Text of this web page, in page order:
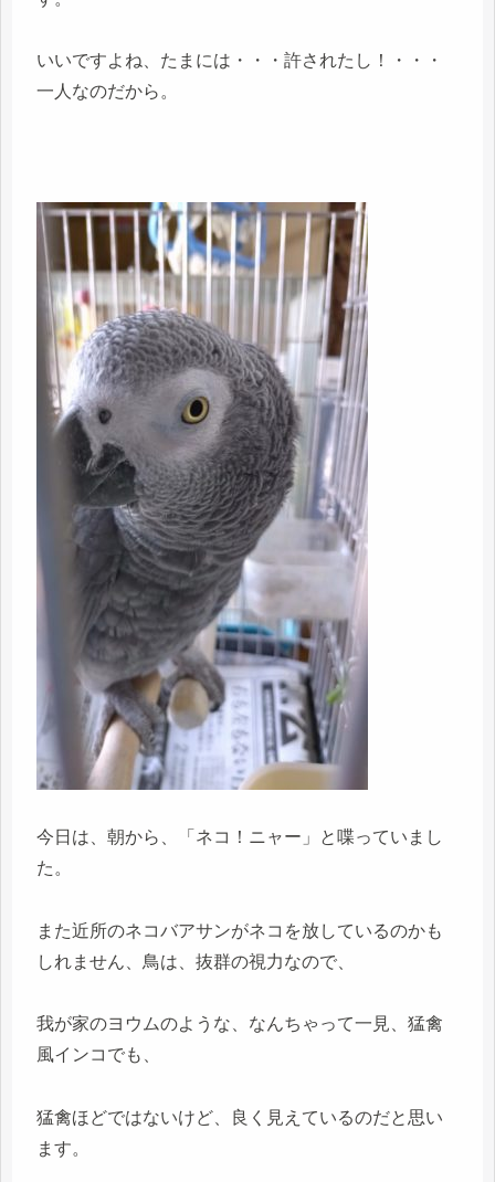
いいですよね、たまには・・・許されたし！・・・
一人なのだから。
今日は、朝から、「ネコ！ニャー」と喋っていまし
た。
また近所のネコバアサンがネコを放しているのかも
しれません、鳥は、抜群の視力なので、
我が家のヨウムのような、なんちゃって一見、猛禽
風インコでも、
猛禽ほどではないけど、良く見えているのだと思い
ます。